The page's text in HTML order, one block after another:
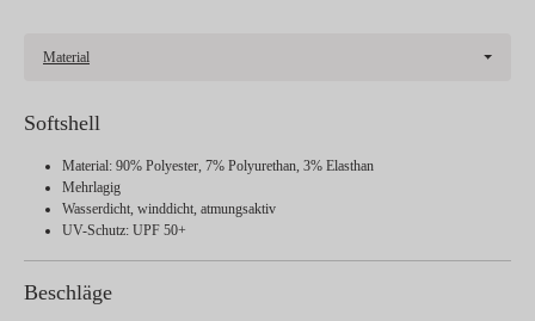
Material
Softshell
Material: 90% Polyester, 7% Polyurethan, 3% Elasthan
Mehrlagig
Wasserdicht, winddicht, atmungsaktiv
UV-Schutz: UPF 50+
Beschläge